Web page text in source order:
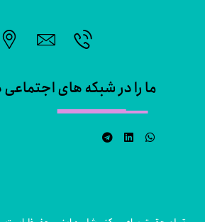
ما را در شبکه های اجتماعی